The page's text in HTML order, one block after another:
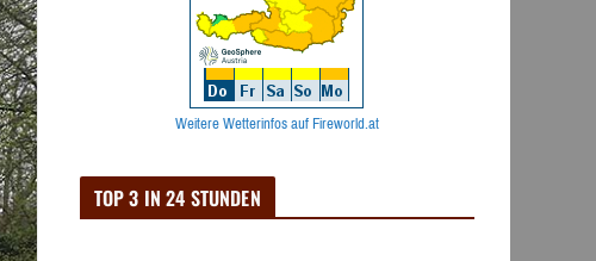
Weitere Wetterinfos auf Fireworld.at
TOP 3 IN 24 STUNDEN